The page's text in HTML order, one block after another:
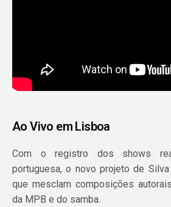
Ao Vivo em Lisboa
Com o registro dos shows
portuguesa, o novo projeto de
que mesclam composições
da MPB e do samba.